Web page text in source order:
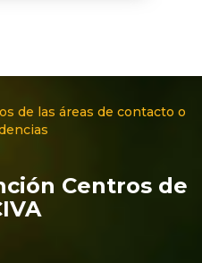
de las áreas de contacto o
Centros de